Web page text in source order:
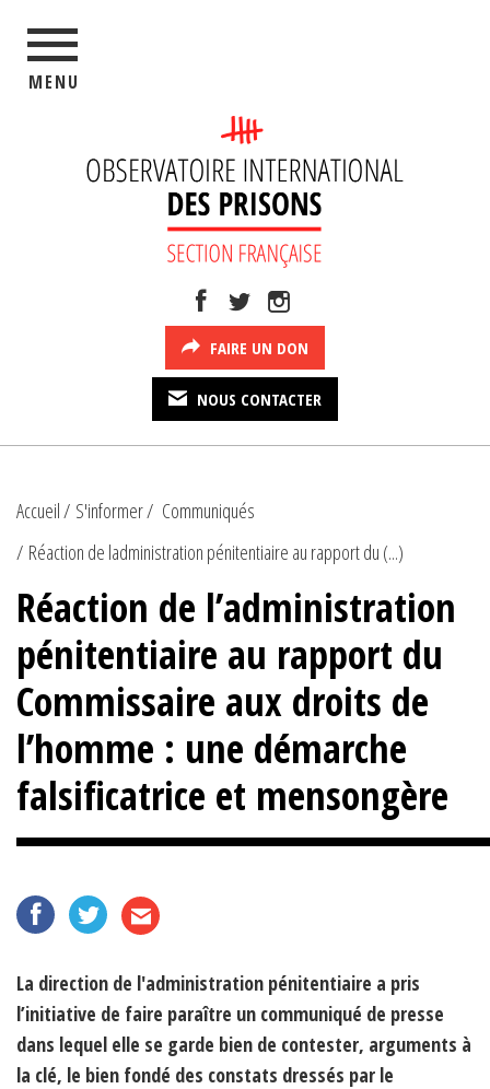
MENU
FAIRE UN DON
NOUS CONTACTER
Accueil S'informer
Communiqués
Réaction de ladministration pénitentiaire au rapport du (...)
Réaction de l’administration
pénitentiaire au rapport du
Commissaire aux droits de
l’homme : une démarche
falsificatrice et mensongère
La direction de l'administration pénitentiaire a pris
l’initiative de faire paraître un communiqué de presse
dans lequel elle se garde bien de contester, arguments à
la clé, le bien fondé des constats dressés par le